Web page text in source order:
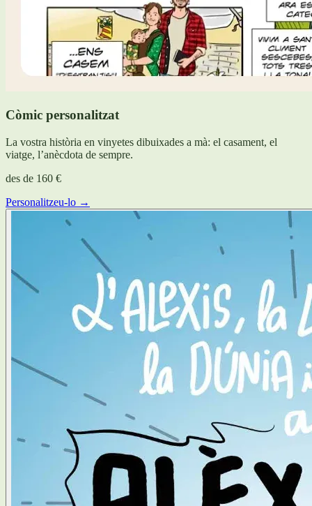
Còmic personalitzat
La vostra història en vinyetes dibuixades a mà: el casament, el
viatge, l’anècdota de sempre.
des de 160 €
Personalitzeu-lo →